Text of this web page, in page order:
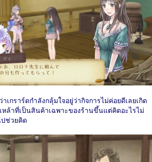
เกราร์ดกำลังกลุ้มใจอยู่ว่ากิจการไม่ค่อยดีเลยเกิด
หล้าที่เป็นสินค้าเฉพาะของร้านขึ้นแต่คิดอะไรไม่
ปช่วยคิด